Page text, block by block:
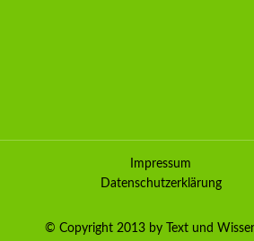
Impressum
Datenschutzerklärung
© Copyright 2013 by Text und